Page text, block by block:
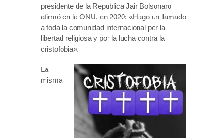
presidente de la República Jair Bolsonaro
afirmó en la ONU, en 2020: «Hago un llamado
a toda la comunidad internacional por la
libertad religiosa y por la lucha contra la
cristofobia».
La
misma